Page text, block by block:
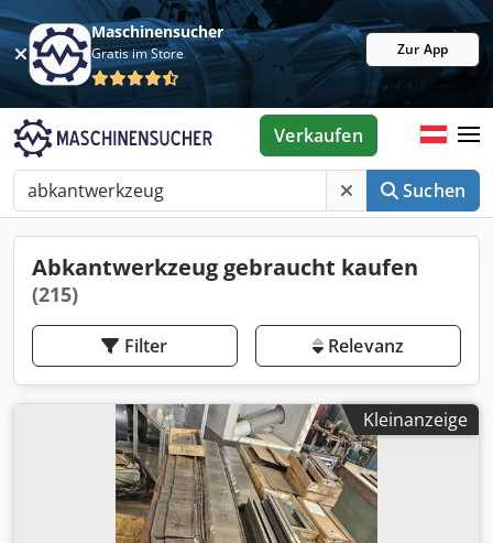
Maschinensucher
Gratis im Store Zur App
Suchen
Verkaufen
Abkantwerkzeug gebraucht kaufen
(215)
Filter Relevanz
Kleinanzeige